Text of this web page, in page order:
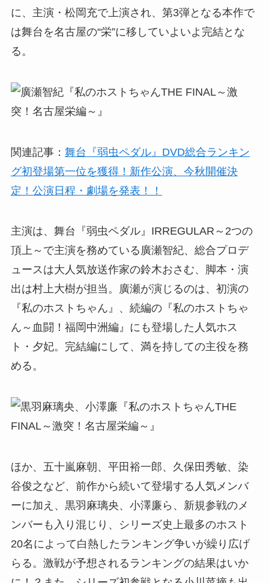
に、主演・松岡充で上演され、第3弾となる本作で
は舞台を名古屋の“栄”に移していよいよ完結とな
る。
関連記事： 舞台『弱虫ペダル』​DVD総合ランキン
グ初登場第一位を獲得！​新作公演​、​今秋開催​決
定！​公演日程・劇場​を発表！！
主演は、舞台『弱虫ペダル』IRREGULAR～2つの
頂上～で主演を務めている廣瀬智紀、総合プロデ
ュースは大人気放送作家の鈴木おさむ、脚本・演
出は村上大樹が担当。廣瀬が演じるのは、初演の
『私のホストちゃん』、続編の『私のホストちゃ
ん～血闘！福岡中洲編』にも登場した人気ホス
ト・夕妃。完結編にして、満を持しての主役を務
める。
ほか、五十嵐麻朝、平田裕一郎、久保田秀敏、染
谷俊之など、前作から続いて登場する人気メンバ
ーに加え、黒羽麻璃央、小澤廉ら、新規参戦のメ
ンバーも入り混じり、シリーズ史上最多のホスト
20名によって白熱したランキング争いが繰り広げ
らる。激戦が予想されるランキングの結果はいか